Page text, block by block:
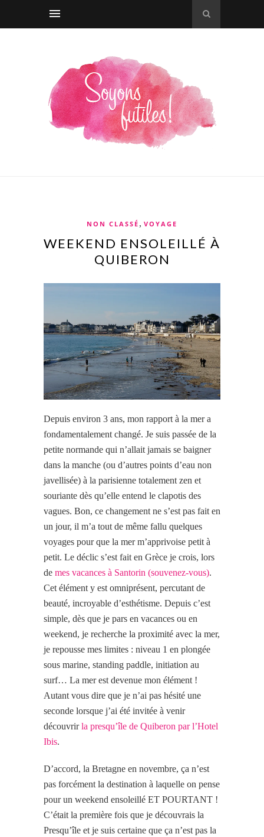
NON CLASSÉ , VOYAGE
WEEKEND ENSOLEILLÉ À
QUIBERON
Depuis environ 3 ans, mon rapport à la mer a
fondamentalement changé. Je suis passée de la
petite normande qui n’allait jamais se baigner
dans la manche (ou d’autres points d’eau non
javellisée) à la parisienne totalement zen et
souriante dès qu’elle entend le clapotis des
vagues. Bon, ce changement ne s’est pas fait en
un jour, il m’a tout de même fallu quelques
voyages pour que la mer m’apprivoise petit à
petit. Le déclic s’est fait en Grèce je crois, lors
de mes vacances à Santorin (souvenez-vous).
Cet élément y est omniprésent, percutant de
beauté, incroyable d’esthétisme. Depuis c’est
simple, dès que je pars en vacances ou en
weekend, je recherche la proximité avec la mer,
je repousse mes limites : niveau 1 en plongée
sous marine, standing paddle, initiation au
surf… La mer est devenue mon élément !
Autant vous dire que je n’ai pas hésité une
seconde lorsque j’ai été invitée à venir
découvrirla presqu’île de Quiberon par l’Hotel
Ibis.
D’accord, la Bretagne en novembre, ça n’est
pas forcément la destination à laquelle on pense
pour un weekend ensoleillé ET POURTANT !
C’était la première fois que je découvrais la
Presqu’île et je suis certaine que ça n’est pas la